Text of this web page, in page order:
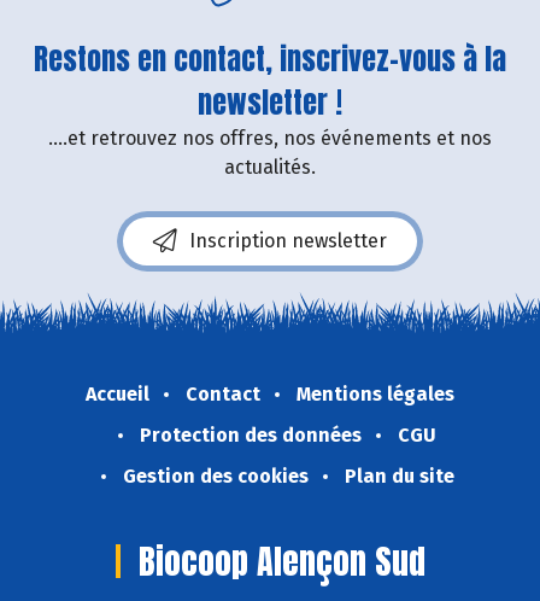
Restons en contact, inscrivez-vous à la
newsletter !
....et retrouvez nos offres, nos événements et nos
actualités.
Inscription newsletter
Accueil Contact
Mentions légales
Protection des données
CGU
Gestion des cookies
Plan du site
Biocoop Alençon Sud